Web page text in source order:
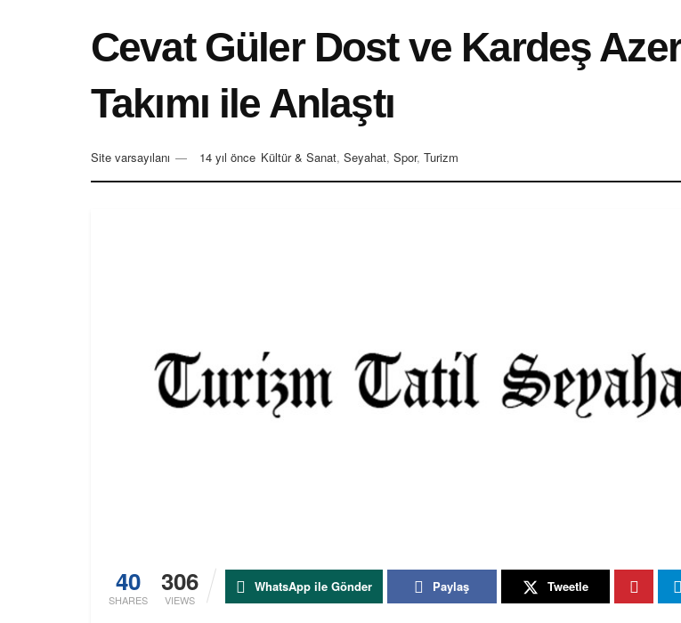
Cevat Güler Dost ve Kardeş
Takımı ile Anlaştı
Site varsayılanı 14 yıl önce Kültür & Sanat, Seyahat, Spor, Turizm
40
SHARES
306
VIEWS
WhatsApp ile Gönder Paylaş Tweetle